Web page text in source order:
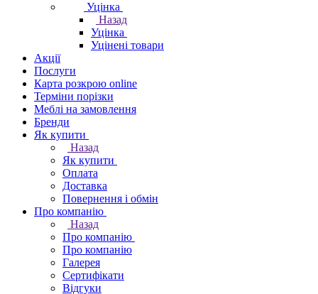
Уцінка
Назад
Уцінка
Уцінені товари
Акції
Послуги
Карта розкрою online
Терміни порізки
Меблі на замовлення
Бренди
Як купити
Назад
Як купити
Оплата
Доставка
Повернення і обмін
Про компанію
Назад
Про компанію
Про компанію
Галерея
Сертифікати
Відгуки